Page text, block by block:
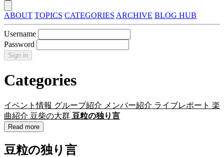
ABOUT TOPICS CATEGORIES ARCHIVE BLOG HUB
Username
Password
Sign in
Categories
イベント情報 グループ紹介 メンバー紹介 ライブレポート 楽
曲紹介 豆柴の大群 豆粒の独り言
Read more
豆粒の独り言